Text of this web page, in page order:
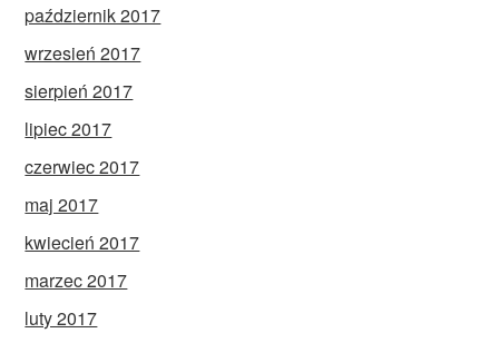
październik 2017
wrzesień 2017
sierpień 2017
lipiec 2017
czerwiec 2017
maj 2017
kwiecień 2017
marzec 2017
luty 2017